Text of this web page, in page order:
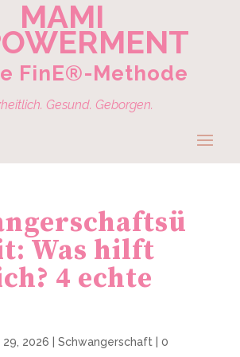
MAMI
FinE®-Methode
Gesund. Geborgen.
Was hilft
4 echte
29, 2026 Schwangerschaft
0